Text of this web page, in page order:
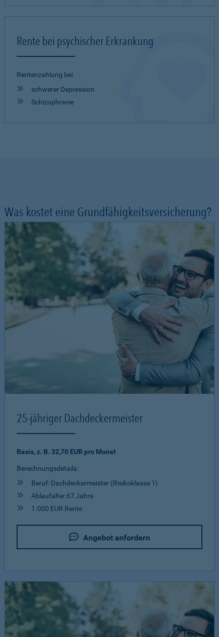
Rente bei psychischer Erkrankung
Rentenzahlung bei
schwerer Depression
Schizophrenie
Was kostet eine Grundfähigkeitsversicherung?
25-jähriger Dachdeckermeister
Basis, z. B. 32,70 EUR pro Monat
Berechnungsdetails:
Beruf: Dachdeckermeister (Risikoklasse 1)
Ablaufalter 67 Jahre
1.000 EUR Rente
Angebot anfordern